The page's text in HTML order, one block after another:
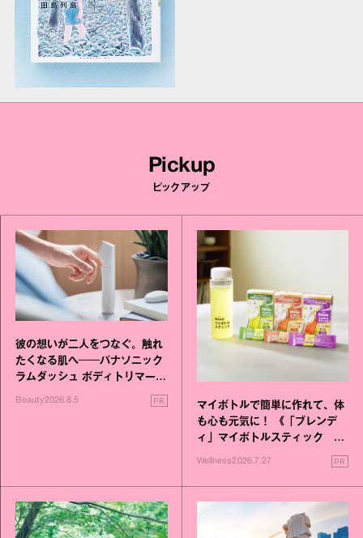
Pickup
ピックアップ
彼の想いが二人をつなぐ。触れ
たくなる肌へ──パナソニック
ラムダッシュ ボディトリマーが
Beauty2026.8.5 PR
マイボトルで簡単に作れて、体
も心も元気に！ 《「ブレンデ
ィ」マイボトルスティック い
いこと毎日》シリーズが誕生
Wellness2026.7.27 PR